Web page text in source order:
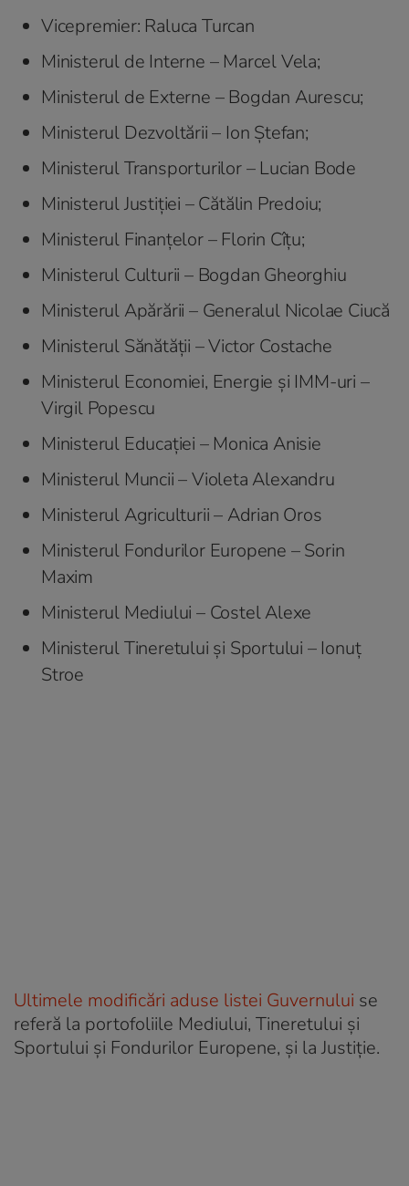
Vicepremier: Raluca Turcan
Ministerul de Interne – Marcel Vela;
Ministerul de Externe – Bogdan Aurescu;
Ministerul Dezvoltării – Ion Ştefan;
Ministerul Transporturilor – Lucian Bode
Ministerul Justiției – Cătălin Predoiu;
Ministerul Finanțelor – Florin Cîțu;
Ministerul Culturii – Bogdan Gheorghiu
Ministerul Apărării – Generalul Nicolae Ciucă
Ministerul Sănătății – Victor Costache
Ministerul Economiei, Energie şi IMM-uri –
Virgil Popescu
Ministerul Educației – Monica Anisie
Ministerul Muncii – Violeta Alexandru
Ministerul Agriculturii – Adrian Oros
Ministerul Fondurilor Europene – Sorin
Maxim
Ministerul Mediului – Costel Alexe
Ministerul Tineretului și Sportului – Ionuţ
Stroe
Ultimele modificări aduse listei Guvernului se
referă la portofoliile Mediului, Tineretului şi
Sportului şi Fondurilor Europene, şi la Justiţie.